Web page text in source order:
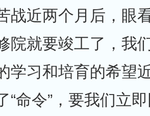
战近两个月后，眼
院就要竣工了，我
学习和培育的希望
“命令”，要我们立